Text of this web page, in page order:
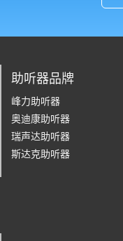
助听器品牌
峰力助听器
奥迪康助听器
瑞声达助听器
斯达克助听器